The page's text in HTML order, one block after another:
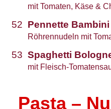
mit Tomaten, Käse &
52 Pennette Bambini
Röhrennudeln mit
53 Spaghetti
mit Fleisch-
Pasta –